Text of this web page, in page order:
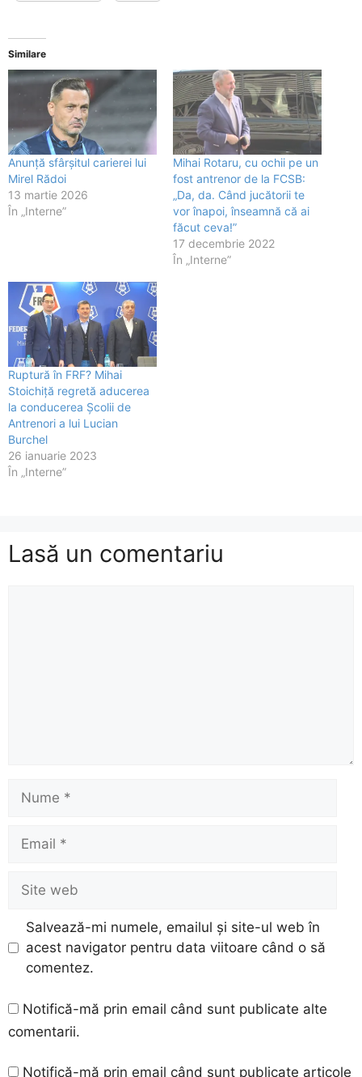
Similare
Anunță sfârșitul carierei lui
Mirel Rădoi
13 martie 2026
În „Interne”
Mihai Rotaru, cu ochii pe un
fost antrenor de la FCSB:
„Da, da. Când jucătorii te
vor înapoi, înseamnă că ai
făcut ceva!”
17 decembrie 2022
În „Interne”
Ruptură în FRF? Mihai
Stoichiță regretă aducerea
la conducerea Școlii de
Antrenori a lui Lucian
Burchel
26 ianuarie 2023
În „Interne”
Lasă un comentariu
Nume
Email
Site
web
Salvează-mi numele, emailul și site-ul web în
acest navigator pentru data viitoare când o să
comentez.
Notifică-mă prin email când sunt publicate alte
comentarii.
Notifică-mă prin email când sunt publicate articole